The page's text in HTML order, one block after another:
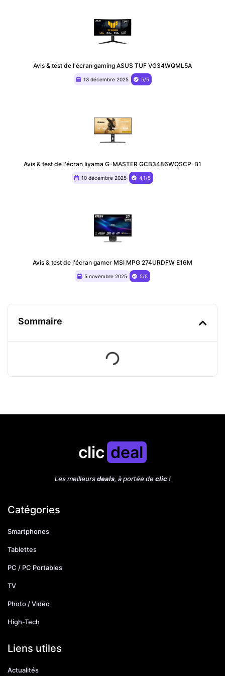
Avis & test de l'écran gaming ASUS TUF VG34WQML5A
13 décembre 2025 5/5
Avis & test de l'écran Iiyama G-MASTER GCB3486WQSCP-B1
10 décembre 2025 4,1/5
Avis & test de l'écran gamer MSI MPG 274URDFW E16M
5 novembre 2025 5/5
Sommaire
clic deal
Les meilleursdeals, à portée de clic!
Catégories
Smartphones
Tablettes
PC / PC Portables
TV
Photo / Vidéo
High-Tech
Liens utiles
Actualités